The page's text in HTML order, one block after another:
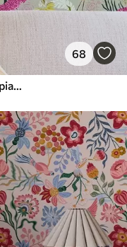
68
Fenicotteri e leopardi luminosi tra le piante tropicali